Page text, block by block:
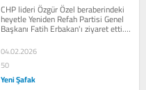
Aktaş’a ödettiğini iddia
ettiğiniz fatura var mı
olarak yargıya
vermiyorsunuz?
CHP lideri Özgür Özel beraberindeki
heyetle Yeniden Refah Partisi Genel
Başkanı Fatih Erbakan'ı ziyaret etti.
Yeniden Refah Partisi Genel...
04.02.2026
50
Yeni Şafak